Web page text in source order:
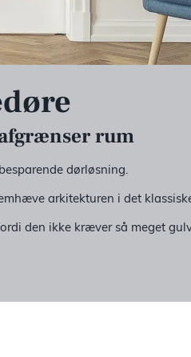
rum
dørløsning.
arkitekturen i det
den ikke kræver så meget